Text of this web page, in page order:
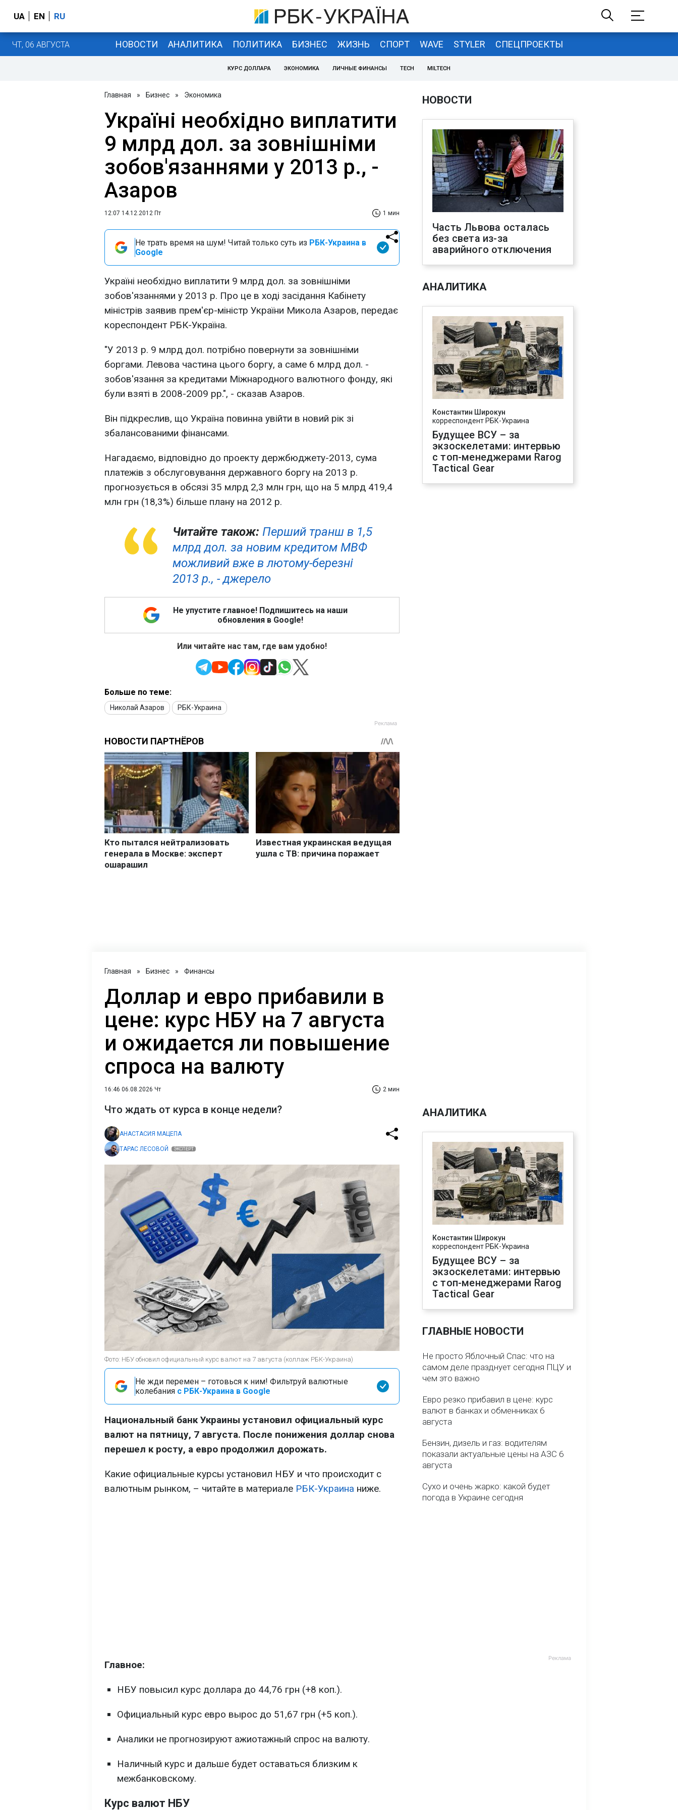
UA EN RU
ЧТ, 06 АВГУСТА НОВОСТИ АНАЛИТИКА ПОЛИТИКА БИЗНЕС ЖИЗНЬ СПОРТ WAVE STYLER СПЕЦПРОЕКТЫ
КУРС ДОЛЛАРА ЭКОНОМИКА ЛИЧНЫЕ ФИНАНСЫ TECH MILTECH
Главная » Бизнес » Экономика
Україні необхідно виплатити
9 млрд дол. за зовнішніми
зобов'язаннями у 2013 р., -
Азаров
12:07 14.12.2012 Пт 1 мин
Не трать время на шум! Читай только суть из РБК-Украина в
Google
Україні необхідно виплатити 9 млрд дол. за зовнішніми
зобов'язаннями у 2013 р. Про це в ході засідання Кабінету
міністрів заявив прем'єр-міністр України Микола Азаров, передає
кореспондент РБК-Україна.
"У 2013 р. 9 млрд дол. потрібно повернути за зовнішніми
боргами. Левова частина цього боргу, а саме 6 млрд дол. -
зобов'язання за кредитами Міжнародного валютного фонду, які
були взяті в 2008-2009 рр.", - сказав Азаров.
Він підкреслив, що Україна повинна увійти в новий рік зі
збалансованими фінансами.
Нагадаємо, відповідно до проекту держбюджету-2013, сума
платежів з обслуговування державного боргу на 2013 р.
прогнозується в обсязі 35 млрд 2,3 млн грн, що на 5 млрд 419,4
млн грн (18,3%) більше плану на 2012 р.
Читайте також: Перший транш в 1,5
млрд дол. за новим кредитом МВФ
можливий вже в лютому-березні
2013 р., - джерело
Не упустите главное! Подпишитесь на наши
обновления в Google!
Или читайте нас там, где вам удобно!
Больше по теме:
Николай Азаров РБК-Украина
НОВОСТИ
Часть Львова осталась
без света из-за
аварийного отключения
АНАЛИТИКА
Константин Широкун
корреспондент РБК-Украина
Будущее ВСУ – за
экзоскелетами: интервью
с топ-менеджерами Rarog
Tactical Gear
Главная » Бизнес » Финансы
Доллар и евро прибавили в
цене: курс НБУ на 7 августа
и ожидается ли повышение
спроса на валюту
16:46 06.08.2026 Чт 2 мин
Что ждать от курса в конце недели?
АНАСТАСИЯ МАЦЕПА
ТАРАС ЛЕСОВОЙ ЭКСПЕРТ
Фото: НБУ обновил официальный курс валют на 7 августа (коллаж РБК-Украина)
Не жди перемен – готовься к ним! Фильтруй валютные
колебания с РБК-Украина в Google
Национальный банк Украины установил официальный курс
валют на пятницу, 7 августа. После понижения доллар снова
перешел к росту, а евро продолжил дорожать.
Какие официальные курсы установил НБУ и что происходит с
валютным рынком, – читайте в материале РБК-Украина ниже.
Главное:
НБУ повысил курс доллара до 44,76 грн (+8 коп.).
Официальный курс евро вырос до 51,67 грн (+5 коп.).
Аналики не прогнозируют ажиотажный спрос на валюту.
Наличный курс и дальше будет оставаться близким к
межбанковскому.
Курс валют НБУ
АНАЛИТИКА
Константин Широкун
корреспондент РБК-Украина
Будущее ВСУ – за
экзоскелетами: интервью
с топ-менеджерами Rarog
Tactical Gear
ГЛАВНЫЕ НОВОСТИ
Не просто Яблочный Спас: что на
самом деле празднует сегодня ПЦУ и
чем это важно
Евро резко прибавил в цене: курс
валют в банках и обменниках 6
августа
Бензин, дизель и газ: водителям
показали актуальные цены на АЗС 6
августа
Сухо и очень жарко: какой будет
погода в Украине сегодня